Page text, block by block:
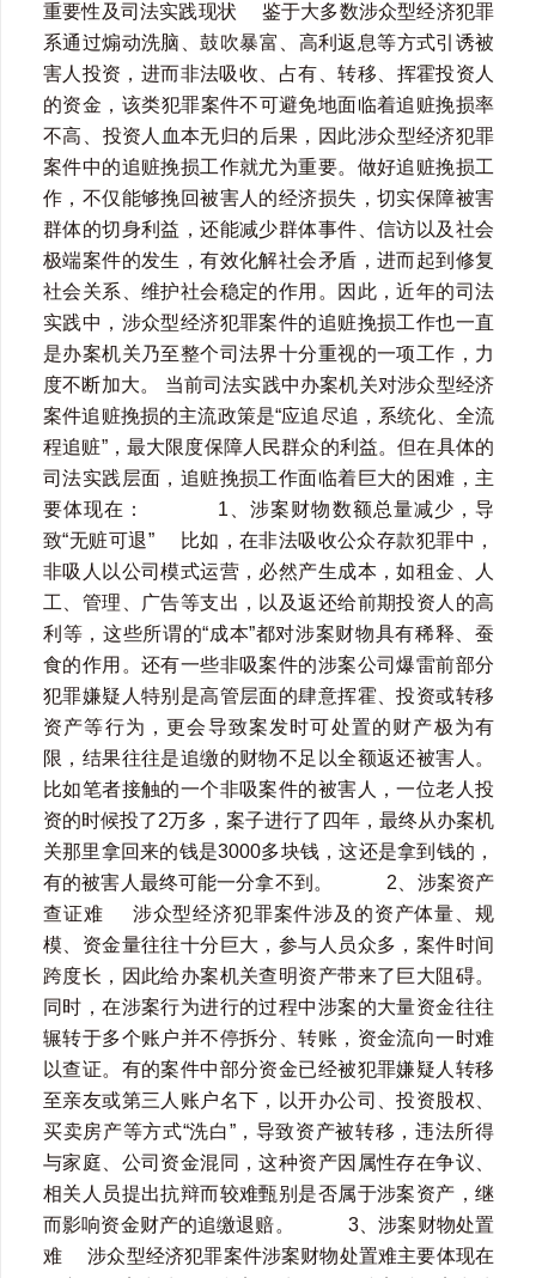
重要性及司法实践现状 鉴于大多数涉众型经济犯罪
系通过煽动洗脑、‌鼓吹暴富、‌高利返息等方式引诱被
害人投资，‌进而非法吸收、‌占有、‌转移、‌挥霍投资人
的资金，‌该类犯罪案件不可避免地面临着追赃挽损率
不高、‌投资人血本无归的后果，‌因此涉众型经济犯罪
案件中的追赃挽损工作就尤为重要。做好追赃挽损工
作，不仅能够挽回被害人的经济损失，切实保障被害
群体的切身利益，还能减少群体事件、信访以及社会
极端案件的发生，有效化解社会矛盾，进而起到修复
社会关系、维护社会稳定的作用。因此，近年的司法
实践中，涉众型经济犯罪案件的追赃挽损工作也一直
是办案机关乃至整个司法界十分重视的一项工作，力
度不断加大。 当前司法实践中办案机关对涉众型经济
案件追赃挽损的主流政策是“应追尽追，系统化、全流
程追赃”，最大限度保障人民群众的利益。但在具体的
司法实践层面，追赃挽损工作面临着巨大的困难，主
要体现在： 1、涉案财物数额总量减少，导
致“无赃可退” 比如，在非法吸收公众存款犯罪中，
非吸人以公司模式运营，必然产生成本，如租金、人
工、管理、广告等支出，以及返还给前期投资人的高
利等，这些所谓的“成本”都对涉案财物具有稀释、蚕
食的作用。还有一些非吸案件的涉案公司爆雷前部分
犯罪嫌疑人特别是高管层面的肆意挥霍、投资或转移
资产等行为，更会导致案发时可处置的财产极为有
限，结果往往是追缴的财物不足以全额返还被害人。
比如笔者接触的一个非吸案件的被害人，一位老人投
资的时候投了2万多，案子进行了四年，最终从办案机
关那里拿回来的钱是3000多块钱，这还是拿到钱的，
有的被害人最终可能一分拿不到。 2、涉案资产
查证难 涉众型经济犯罪案件涉及的资产体量、规
模、资金量往往十分巨大，参与人员众多，案件时间
跨度长，因此给办案机关查明资产带来了巨大阻碍。
同时，在涉案行为进行的过程中涉案的大量资金往往
辗转于多个账户并不停拆分、转账，资金流向一时难
以查证。有的案件中部分资金已经被犯罪嫌疑人转移
至亲友或第三人账户名下，以开办公司、投资股权、
买卖房产等方式“洗白”，导致资产被转移，违法所得
与家庭、公司资金混同，这种资产因属性存在争议、
相关人员提出抗辩而较难甄别是否属于涉案资产，继
而影响资金财产的追缴退赔。 3、涉案财物处置
难 涉众型经济犯罪案件涉案财物处置难主要体现在